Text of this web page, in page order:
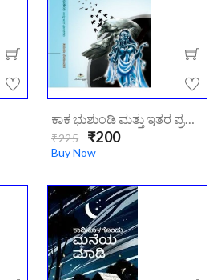
ಕಾಕ ಭುಶುಂಡಿ ಮತ್ತು ಇತರ ಪ್ರಬಂಧಗಳು | Kak Bushundi Mathu Ethra Prabandhagalu
₹225 ₹200
Buy Now